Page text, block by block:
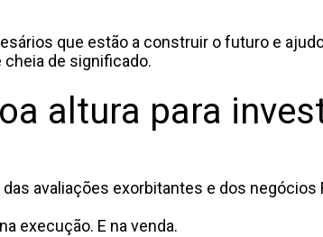
que estão a construir o futuro e
cheia de significado.
altura para
avaliações exorbitantes e dos negócios
execução. E na venda.